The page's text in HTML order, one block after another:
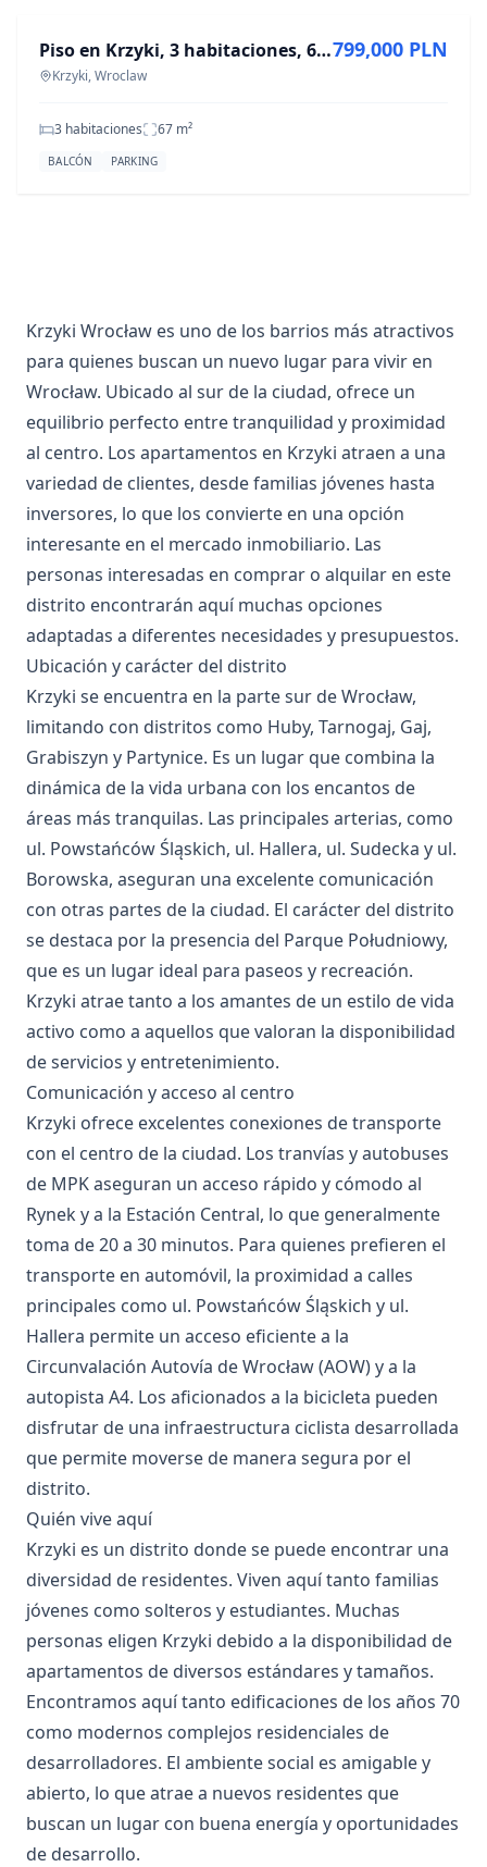
Piso en Krzyki, 3 habitaciones, 66.82 m²
Krzyki, Wroclaw
799,000 PLN
3 habitaciones 67 m²
BALCÓN PARKING
Krzyki Wrocław es uno de los barrios más atractivos
para quienes buscan un nuevo lugar para vivir en
Wrocław. Ubicado al sur de la ciudad, ofrece un
equilibrio perfecto entre tranquilidad y proximidad
al centro. Los apartamentos en Krzyki atraen a una
variedad de clientes, desde familias jóvenes hasta
inversores, lo que los convierte en una opción
interesante en el mercado inmobiliario. Las
personas interesadas en comprar o alquilar en este
distrito encontrarán aquí muchas opciones
adaptadas a diferentes necesidades y presupuestos.
Ubicación y carácter del distrito
Krzyki se encuentra en la parte sur de Wrocław,
limitando con distritos como Huby, Tarnogaj, Gaj,
Grabiszyn y Partynice. Es un lugar que combina la
dinámica de la vida urbana con los encantos de
áreas más tranquilas. Las principales arterias, como
ul. Powstańców Śląskich, ul. Hallera, ul. Sudecka y ul.
Borowska, aseguran una excelente comunicación
con otras partes de la ciudad. El carácter del distrito
se destaca por la presencia del Parque Południowy,
que es un lugar ideal para paseos y recreación.
Krzyki atrae tanto a los amantes de un estilo de vida
activo como a aquellos que valoran la disponibilidad
de servicios y entretenimiento.
Comunicación y acceso al centro
Krzyki ofrece excelentes conexiones de transporte
con el centro de la ciudad. Los tranvías y autobuses
de MPK aseguran un acceso rápido y cómodo al
Rynek y a la Estación Central, lo que generalmente
toma de 20 a 30 minutos. Para quienes prefieren el
transporte en automóvil, la proximidad a calles
principales como ul. Powstańców Śląskich y ul.
Hallera permite un acceso eficiente a la
Circunvalación Autovía de Wrocław (AOW) y a la
autopista A4. Los aficionados a la bicicleta pueden
disfrutar de una infraestructura ciclista desarrollada
que permite moverse de manera segura por el
distrito.
Quién vive aquí
Krzyki es un distrito donde se puede encontrar una
diversidad de residentes. Viven aquí tanto familias
jóvenes como solteros y estudiantes. Muchas
personas eligen Krzyki debido a la disponibilidad de
apartamentos de diversos estándares y tamaños.
Encontramos aquí tanto edificaciones de los años 70
como modernos complejos residenciales de
desarrolladores. El ambiente social es amigable y
abierto, lo que atrae a nuevos residentes que
buscan un lugar con buena energía y oportunidades
de desarrollo.